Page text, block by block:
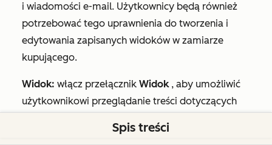
i wiadomości e-mail. Użytkownicy będą również
potrzebować tego uprawnienia do tworzenia i
edytowania zapisanych widoków w zamiarze
kupującego.
Widok: włącz przełącznik Widok, aby umożliwić
użytkownikowi przeglądanie treści dotyczących
Spis treści